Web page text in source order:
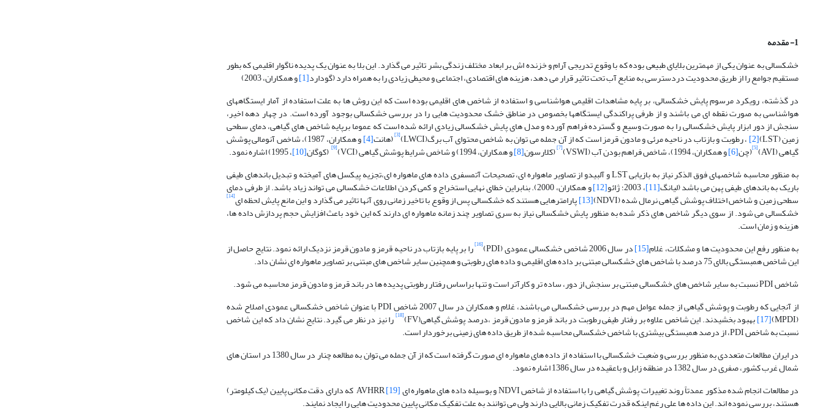
1- مقدمه
خشکسالی به عنوان یکی از مهمترین بلایای طبیعی بوده که با وقوع تدریجی آرام و خزنده اش بر ابعاد مختلف زندگی بشر تاثیر می گذارد. این بلا به عنوان یک پدیده ناگوار اقلیمی که بطور
مستقیم جوامع را از طریق محدودیت دردسترسی به منابع آب تحت تاثیر قرار می دهد، هزینه های اقتصادی، اجتماعی و محیطی زیادی را به همراه دارد (گودارد[1] و همکاران، 2003)
در گذشته، رویکرد مرسوم پایش خشکسالی، بر پایه مشاهدات اقلیمی هواشناسی و استفاده از شاخص های اقلیمی بوده است که این روش ها به علت استفاده از آمار ایستگاههای
هواشناسی به صورت نقطه ای می باشند و از طرفی پراکندگی ایستگاهها بخصوص در مناطق خشک محدودیت هایی را در بررسی خشکسالی بوجود آورده است. در چهار دهه اخیر،
سنجش از دور ابزار پایش خشکسالی را به صورت وسیع و گسترده فراهم آورده و مدل های پایش خشکسالی زیادی ارائه شده است که عموما برپایه شاخص های گیاهی، دمای سطحی
زمین (LST) [2] ، رطوبت و بازتاب در ناحیه مرئی و مادون قرمز است که از آن جمله می توان به شاخص محتوای آب برگ(LWCI) [3] (هانت[4] و همکاران، 1987)، شاخص آنومالی پوشش
گیاهی (AVI) [5] (چن[6] و همکاران، 1994)، شاخص فراهم بودن آب (VSWI) [7] (کلارسون[8] و همکاران، 1994) و شاخص شرایط پوشش گیاهی (VCI) [9] (کوگان[10]
، 1995) اشاره نمود.
به منظور محاسبه شاخصهای فوق الذکر نیاز به بازیابی LST و آلبیدو از تصاویر ماهواره ای، تصحیحات آتمسفری داده های ماهواره ای،تجزیه پیکسل های آمیخته و تبدیل باندهای طیفی
باریک به باندهای طیفی پهن می باشد (لیانگ[11] ، 2003؛ ژائو [12] و همکاران، 2000). بنابراین خطای نهایی استخراج و کمی کردن اطلاعات خشکسالی می تواند زیاد باشد. از طرفی دمای
سطحی زمین و شاخص اختلاف پوشش گیاهی نرمال شده (NDVI) [13] پارامترهایی هستند که خشکسالی پس از وقوع با تاخیر زمانی روی آنها تاثیر می گذارد و این مانع پایش لحظه ای[14]
خشکسالی می شود. از سوی دیگر شاخص های ذکر شده به منظور پایش خشکسالی نیاز به سری تصاویر چند زمانه ماهواره ای دارند که این خود باعث افزایش حجم پردازش داده ها،
هزینه و زمان است.
به منظور رفع این محدودیت ها و مشکلات، غلام[15] در سال 2006 شاخص خشکسالی عمودی (PDI) [16] را بر پایه بازتاب در ناحیه قرمز و مادون قرمز نزدیک ارائه نمود. نتایج حاصل از
این شاخص همبستگی بالای 75 درصد با شاخص های خشکسالی مبتنی بر داده های اقلیمی و داده های رطوبتی و همچنین سایر شاخص های مبتنی بر تصاویر ماهواره ای نشان داد.
شاخص PDI نسبت به سایر شاخص های خشکسالی مبتنی بر سنجش از دور، ساده تر و کارآتر است و تنها براساس رفتار رطوبتی پدیده ها در باند قرمز و مادون قرمز محاسبه می شود.
از آنجایی که رطوبت و پوشش گیاهی از جمله عوامل مهم در بررسی خشکسالی می باشند، غلام و همکاران در سال 2007 شاخص PDI با عنوان شاخص خشکسالی عمودی اصلاح شده
(MPDI)
[17] بهبود بخشیدند. این شاخص علاوه بر رفتار طیفی رطوبت در باند قرمز و مادون قرمز ،درصد پوشش گیاهی(FV) [18] را نیز در نظر می گیرد. نتایج نشان داد که این شاخص
نسبت به شاخص PDI، از درصد همبستگی بیشتری با شاخص خشکسالی محاسبه شده از طریق داده های زمینی برخوردار است.
در ایران مطالعات متعددی به منظور بررسی و ضعیت خشکسالی با استفاده از داده های ماهواره ای صورت گرفته است که از آن جمله می توان به مطالعه چنار در سال 1380 در استان های
شمال غرب کشور، صفری در سال 1382 در منطقه زابل و باعقیده در سال 1386 اشاره نمود.
در مطالعات انجام شده مذکور عمدتاً روند تغییرات پوشش گیاهی را با استفاده از شاخص NDVI و بوسیله داده های ماهواره ای AVHRR
[19] که دارای دقت مکانی پایین (یک کیلومتر)
هستند، بررسی نموده اند. این داده ها علی رغم اینکه قدرت تفکیک زمانی بالایی دارند ولی می توانند به علت تفکیک مکانی پایین محدودیت هایی را ایجاد نمایند.